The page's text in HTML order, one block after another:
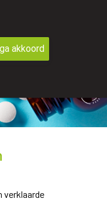
apotheek zeer
verklaarde
akkoord